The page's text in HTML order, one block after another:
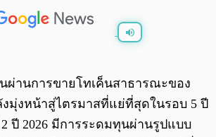
ผ่านการขายโทเค็นสาธารณะของ
มุ่งหน้าสู่ไตรมาสที่แย่ที่สุดในรอบ 5 ปี
ปี 2026 มีการระดมทุนผ่านรูปแบบ